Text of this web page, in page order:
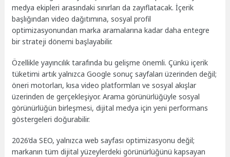
medya ekipleri arasındaki sınırları da zayıflatacak. İçerik
başlığından video dağıtımına, sosyal profil
optimizasyonundan marka aramalarına kadar daha entegre
bir strateji dönemi başlayabilir.
Özellikle yayıncılık tarafında bu gelişme önemli. Çünkü içerik
tüketimi artık yalnızca Google sonuç sayfaları üzerinden değil;
öneri motorları, kısa video platformları ve sosyal akışlar
üzerinden de gerçekleşiyor. Arama görünürlüğüyle sosyal
görünürlüğün birleşmesi, dijital medya için yeni performans
göstergeleri doğurabilir.
2026’da SEO, yalnızca web sayfası optimizasyonu değil;
markanın tüm dijital yüzeylerdeki görünürlüğünü kapsayan